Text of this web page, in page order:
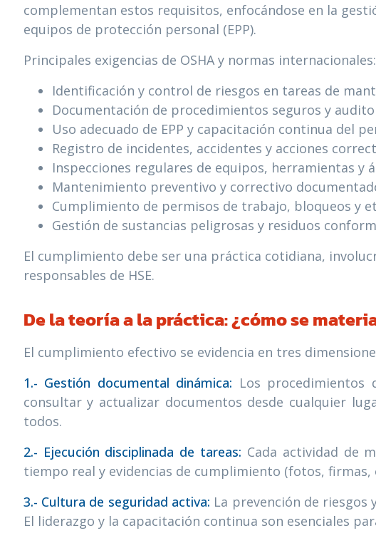
complementan estos requisitos, enfocándose en la
equipos de protección personal (EPP).
Principales exigencias de OSHA y normas internacionales:
Identificación y control de riesgos en tareas de
Documentación de procedimientos seguros y
Uso adecuado de EPP y capacitación continua del
Registro de incidentes, accidentes y acciones
Inspecciones regulares de equipos, herramientas y
Mantenimiento preventivo y correctivo
Cumplimiento de permisos de trabajo, bloqueos y
Gestión de sustancias peligrosas y residuos
El cumplimiento debe ser una práctica cotidiana,
responsables de HSE.
De la teoría a la práctica: ¿cómo se
El cumplimiento efectivo se evidencia en tres
1.- Gestión documental dinámica: Los procedimientos
consultar y actualizar documentos desde cualquier
todos.
2.- Ejecución disciplinada de tareas: Cada actividad de
tiempo real y evidencias de cumplimiento (fotos, firmas,
3.- Cultura de seguridad activa: La prevención de riesgos
El liderazgo y la capacitación continua son esenciales